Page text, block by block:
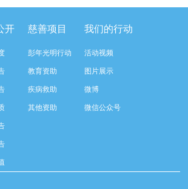
长徐滨先生及秘
终坚守创立初
生的慈善足迹稳
巩固已有的品牌
资源更精准地向
的创新路径，联
搭建更透明、更
践行"取之于社
益承诺。未来，
新一届理事会的
忱投身公益慈善
陈设简单，老人
活，全都压在了
爷爷的左眼早已
里视野一片昏
目近乎失明，老
心忧虑。得益于
术，如今他的右
够看清手机屏
可以自己打理不
语气满是庆
索，要是双眼都
往后的日子。现
点滴滴，并希望
科普宣传，同时
会一行实地探访
，详细了解了患
束后，我们一行
进行了随机的回
的回访。居住在
奶奶左眼一直视
记在走访过程中
人，在接受
现在能看清菜苗
家村。72岁的曾
碌。他曾是村里
也越来越差。以
位，也分不清菜
”老人笑着说。
鱼塘里鱼儿游动
，但他在田埂上
开 慈善项目
彭年光明行动
教育资助
疾病救助
其他资助
我们的行动
活动视频
图片展示
微博
微信公众号